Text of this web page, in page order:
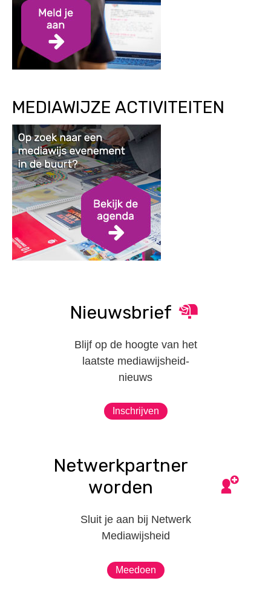
MEDIAWIJZE ACTIVITEITEN
Nieuwsbrief
Blijf op de hoogte van het
laatste mediawijsheid-
nieuws
Inschrijven
Netwerkpartner
worden
Sluit je aan bij Netwerk
Mediawijsheid
Meedoen